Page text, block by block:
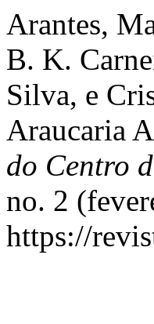
Arantes,
B. K.
Silva, e
Araucaria
do Centro
no. 2
https://